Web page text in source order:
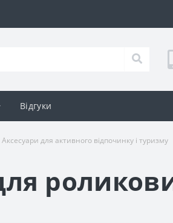
Відгуки
Аксесуари для активного відпочинку і туризму